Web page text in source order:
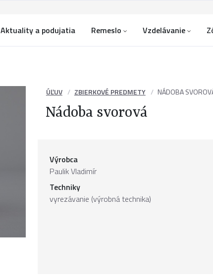
Aktuality a podujatia Remeslo Vzdelávanie
ÚĽUV ZBIERKOVÉ PREDMETY NÁDOBA
Nádoba svorová
Výrobca
Paulik Vladimír
Techniky
vyrezávanie (výrobná technika)